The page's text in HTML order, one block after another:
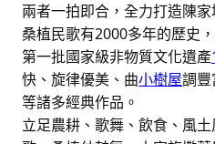
兩者一拍即合，全力打造陳家
桑植民歌有2000多年的歷史
第一批國家級非物質文化遺產
快、旋律優美、曲小樹屋調豐
等諸多經典作品。
立足農耕、歌舞、飲食、風